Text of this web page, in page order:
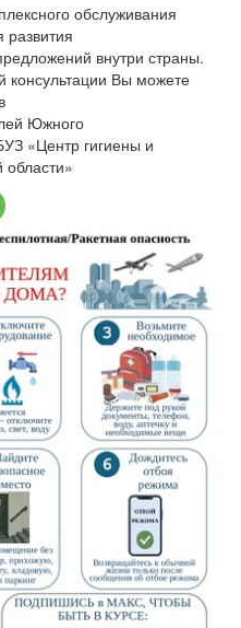
обслуживания
развития
внутри страны.
консультации Вы можете
Южного
«Центр гигиены и